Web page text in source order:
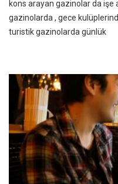
kons arayan gazinolar da işe
gazinolarda , gece
turistik gazinolarda günlük